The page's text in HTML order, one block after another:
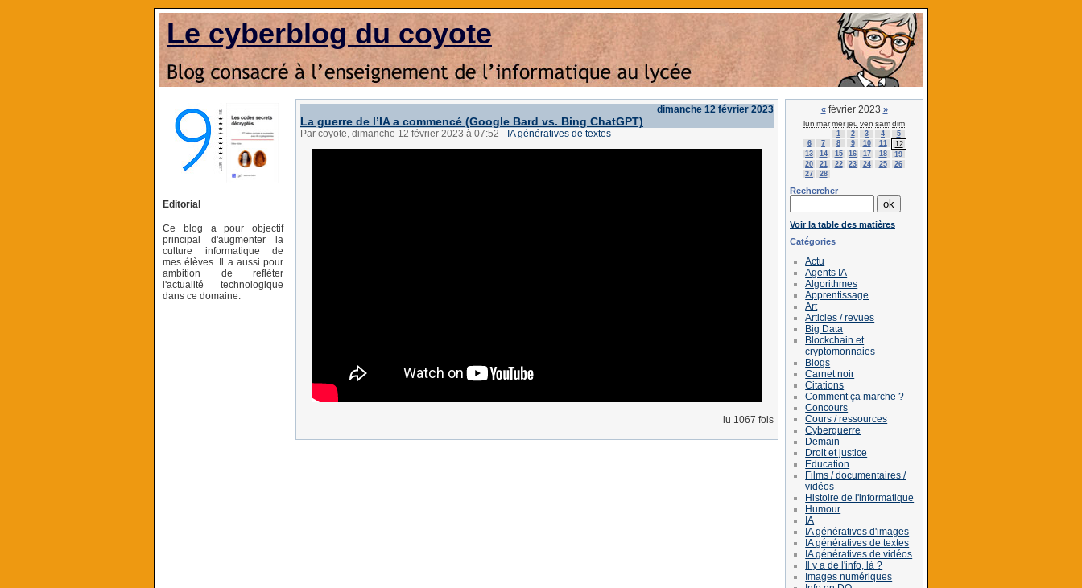
Le cyberblog du coyote
Editorial
Ce blog a pour objectif
principal d'augmenter la
culture informatique de
mes élèves. Il a aussi pour
ambition de refléter
l'actualité technologique
dans ce domaine.
dimanche 12 février 2023
La guerre de l’IA a commencé (Google Bard vs. Bing ChatGPT)
Par coyote, dimanche 12 février 2023 à 07:52 - IA génératives de textes
lu 1067 fois
«février 2023 »
lun marmerjeu ven samdim
1 2 3 4
5
6
7 8 9 10 11
12
13
14 15 16 17 18
19
20
21 22 23 24 25
26
27
28
Rechercher
Voir la table des matières
Catégories
Actu
Agents IA
Algorithmes
Apprentissage
Art
Articles / revues
Big Data
Blockchain et
cryptomonnaies
Blogs
Carnet noir
Citations
Comment ça marche ?
Concours
Cours / ressources
Cyberguerre
Demain
Droit et justice
Education
Films / documentaires /
vidéos
Histoire de l'informatique
Humour
IA
IA génératives d'images
IA génératives de textes
IA génératives de vidéos
Il y a de l'info, là ?
Images numériques